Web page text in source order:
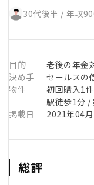
30代後半 / 年収
目的
老後の年金
決め手
セールスの
物件
初回購入1件
駅徒歩1分 /
掲載日
2021年04
総評